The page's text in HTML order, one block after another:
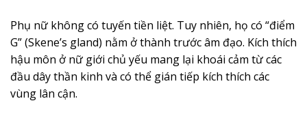
Phụ nữ không có tuyến tiền liệt. Tuy nhiên, họ có “điểm
G” (Skene’s gland) nằm ở thành trước âm đạo. Kích thích
hậu môn ở nữ giới chủ yếu mang lại khoái cảm từ các
đầu dây thần kinh và có thể gián tiếp kích thích các
vùng lân cận.